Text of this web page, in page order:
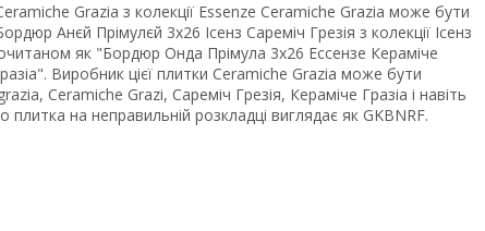
Grazia з колекції Essenze Ceramiche Grazia може бути
Анєй Прімулєй 3x26 Ісенз Сареміч Грезія з колекції Ісенз
як "Бордюр Онда Прімула 3x26 Ессензе Кераміче
Виробник цієї плитки Ceramiche Grazia може бути
Ceramiche Grazi, Сареміч Грезія, Кераміче Гразіа і навіть
на неправильній розкладці виглядає як GKBNRF.